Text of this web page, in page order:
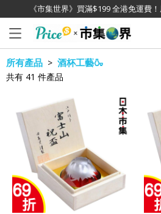
《市集世界》買滿$199 全港免運費
已加入購物車
所有產品 > 酒杯工藝🍶
共有 41 件產品